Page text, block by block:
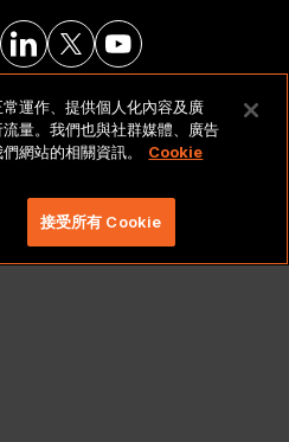
明與政策
Technologies, LLC. 著作
保留一切權利。
運作、提供個人化內容及廣
量。我們也與社群媒體、廣告
網站的相關資訊。
Cookie
接受所有 Cookie